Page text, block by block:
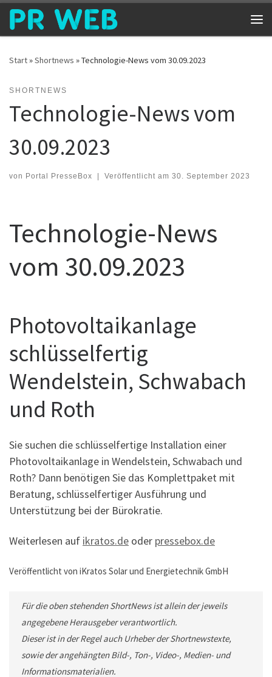
Zum Inhalt springen
Start»Shortnews »Technologie-News vom 30.09.2023
SHORTNEWS
Technologie-News vom
30.09.2023
von Portal PresseBox | Veröffentlicht am 30. September 2023
Technologie-News
vom 30.09.2023
Photovoltaikanlage
schlüsselfertig
Wendelstein, Schwabach
und Roth
Sie suchen die schlüsselfertige Installation einer
Photovoltaikanlage in Wendelstein, Schwabach und
Roth? Dann benötigen Sie das Komplettpaket mit
Beratung, schlüsselfertiger Ausführung und
Unterstützung bei der Bürokratie.
Weiterlesen auf ikratos.de oder pressebox.de
Veröffentlicht von iKratos Solar und Energietechnik GmbH
Für die oben stehenden ShortNews ist allein der jeweils
angegebene Herausgeber verantwortlich.
Dieser ist in der Regel auch Urheber der Shortnewstexte,
sowie der angehängten Bild-, Ton-, Video-, Medien- und
Informationsmaterialien.